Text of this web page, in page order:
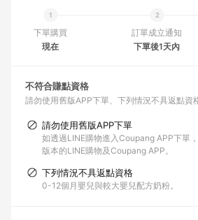
下單購買
現在
訂單成立通知
下單後1天內
不符合賺點資格
請勿使用舊版APP下單 下列情況不具返點資
請勿使用舊版APP下單
如透過LINE購物進入Coupang APP下單
版本的LINE購物及Coupang APP。
下列情況不具返點資格
0-12個月嬰兒與較大嬰兒配方奶粉。